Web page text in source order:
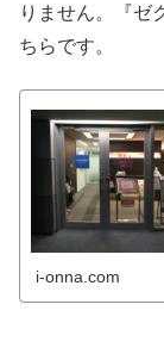
りません。『ゼ
ちらです。
i-onna.com